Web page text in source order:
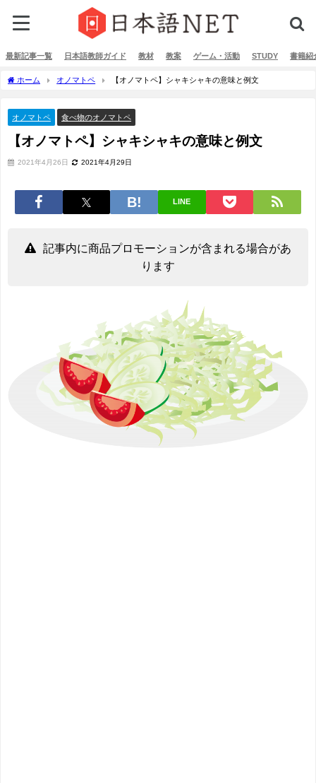
最新記事一覧 日本語教師ガイド 教材 教案 ゲーム・活動 STUDY 書籍紹
ホーム オノマトペ 【オノマトペ】シャキシャキの意味と例文
オノマトペ 食べ物のオノマトペ
【オノマトペ】シャキシャキの意味と例文
2021年4月26日 2021年4月29日
LINE
記事内に商品プロモーションが含まれる場合があ
ります